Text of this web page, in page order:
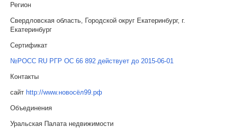
Регион
Свердловская область, Городской округ Екатеринбург, г.
Екатеринбург
Сертификат
№РОСС RU РГР ОС 66 892 действует до 2015-06-01
Контакты
сайт http://www.новосёл99.рф
Объединения
Уральская Палата недвижимости